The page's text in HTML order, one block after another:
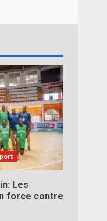
Les
force contre